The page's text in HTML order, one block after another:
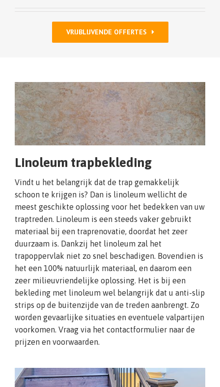
VRIJBLIJVENDE OFFERTES
Linoleum trapbekleding
Vindt u het belangrijk dat de trap gemakkelijk
schoon te krijgen is? Dan is linoleum wellicht de
meest geschikte oplossing voor het bedekken van uw
traptreden. Linoleum is een steeds vaker gebruikt
materiaal bij een traprenovatie, doordat het zeer
duurzaam is. Dankzij het linoleum zal het
trapoppervlak niet zo snel beschadigen. Bovendien is
het een 100% natuurlijk materiaal, en daarom een
zeer milieuvriendelijke oplossing. Het is bij een
bekleding met linoleum wel belangrijk dat u anti-slip
strips op de buitenzijde van de treden aanbrengt. Zo
worden gevaarlijke situaties en eventuele valpartijen
voorkomen. Vraag via het contactformulier naar de
prijzen en voorwaarden.